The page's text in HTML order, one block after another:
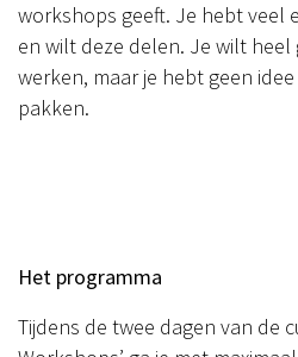
workshops geeft. Je hebt veel
en wilt deze delen. Je wilt heel
werken, maar je hebt geen
pakken.
Het programma
Tijdens de twee dagen van de